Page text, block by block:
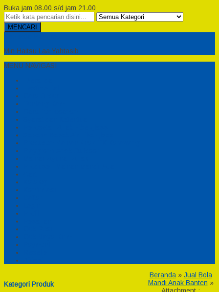
Buka jam 08.00 s/d jam 21.00
MENCARI
Min Haitsu Laa Yahtasib
MENU NAVIGASI
Kategori Produk
Beranda» Jual Bola
Mandi Anak Banten »